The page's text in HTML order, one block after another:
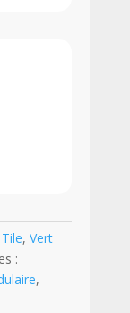
, Vert
:
,